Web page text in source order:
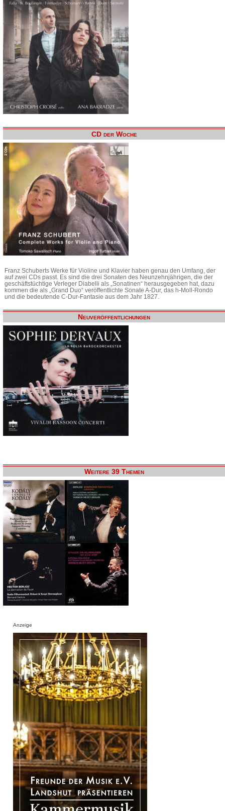
CD der Woche
Franz Schuberts Werke für Violine und Klavier haben genau den Umfang, der
auf zwei CDs passt. Es sind die drei Sonaten des Neunzehnjährigen, die der
geschäftstüchtige Verleger Diabelli als „Sonatinen“ herausgegeben hat, dazu
kommen die als „Grand Duo“ veröffentlichte Sonate A-Dur, das h-Moll-Rondo
und die bedeutende C-Dur-Fantasie aus dem Jahr 1827.
Neuveröffentlichungen
Weitere 39 Themen
Anzeige